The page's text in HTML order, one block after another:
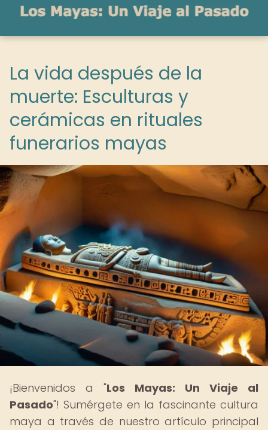
La vida después de la
muerte: Esculturas y
cerámicas en rituales
funerarios mayas
¡Bienvenidos a "Los Mayas: Un Viaje al
Pasado"! Sumérgete en la fascinante cultura
maya a través de nuestro artículo principal